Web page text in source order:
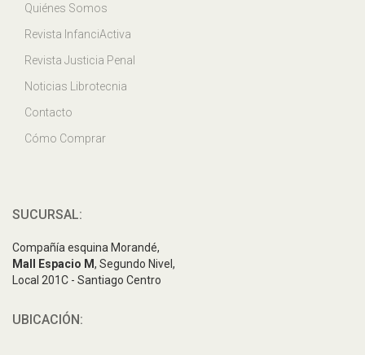
Quiénes Somos
Revista InfanciActiva
Revista Justicia Penal
Noticias Librotecnia
Contacto
Cómo Comprar
SUCURSAL:
Compañía esquina Morandé,
Mall Espacio M, Segundo Nivel,
Local 201C - Santiago Centro
UBICACIÓN: